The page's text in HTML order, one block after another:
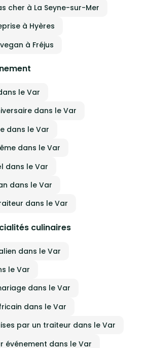
cher à La Seyne-sur-Mer
à Hyères
à Fréjus
le Var
dans le Var
dans le Var
dans le Var
dans le Var
dans le Var
dans le Var
culinaires
dans le Var
le Var
dans le Var
dans le Var
par un traiteur dans le Var
événement dans le Var